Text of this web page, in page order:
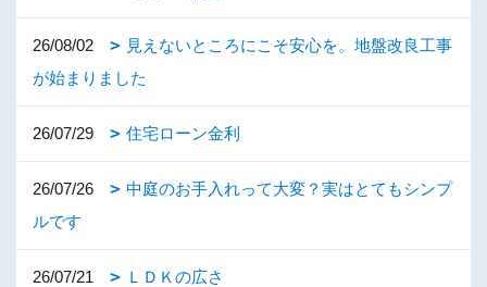
26/08/02
見えないところにこそ安心を。地盤改良工事
が始まりました
26/07/29 住宅ローン金利
26/07/26
中庭のお手入れって大変？実はとてもシンプ
ルです
26/07/21 ＬＤＫの広さ